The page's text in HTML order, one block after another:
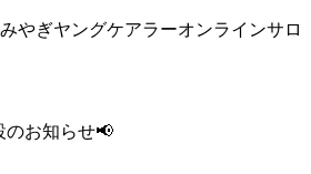
やぎヤングケアラーオンラインサロ